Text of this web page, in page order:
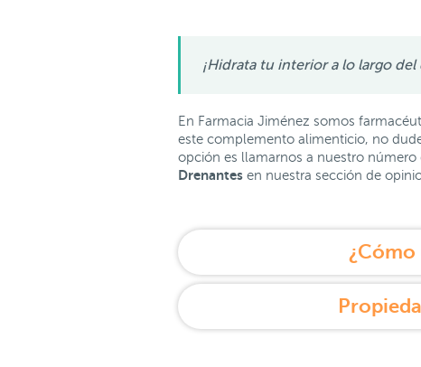
¡Hidrata tu interior a lo largo
En Farmacia Jiménez somos
este complemento alimenticio, no
opción es llamarnos a nuestro número
Drenantes en nuestra sección de
¿Cómo